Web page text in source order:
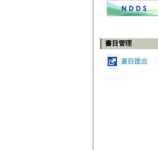
書目管理
書目匯出